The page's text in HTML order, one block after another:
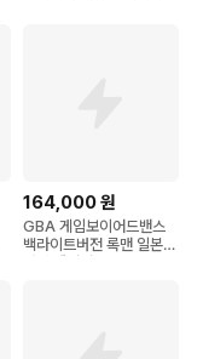
164,000원
GBA 게임보이어드밴스
백라이트버전 록맨 일본어
버전 패키지